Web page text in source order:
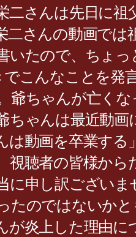
二さんは先日に
二さんの動画で
いたので、ちょ
でこんなことを発
爺ちゃんが亡く
ちゃんは最近動
は動画を卒業す
視聴者の皆様か
に申し訳ございま
たのではないか
が炎上した理由